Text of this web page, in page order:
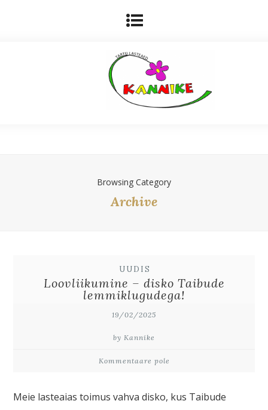
Browsing Category
Archive
UUDIS
Loovliikumine – disko Taibude
lemmiklugudega!
19/02/2025
by Kannike
Kommentaare pole
Meie lasteaias toimus vahva disko, kus Taibude